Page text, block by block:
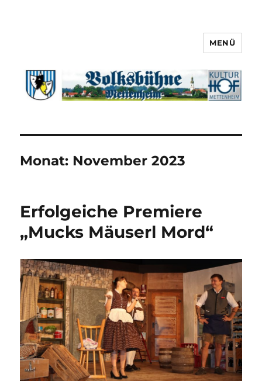
MENÜ
Monat: November 2023
Erfolgeiche Premiere
„Mucks Mäuserl Mord“